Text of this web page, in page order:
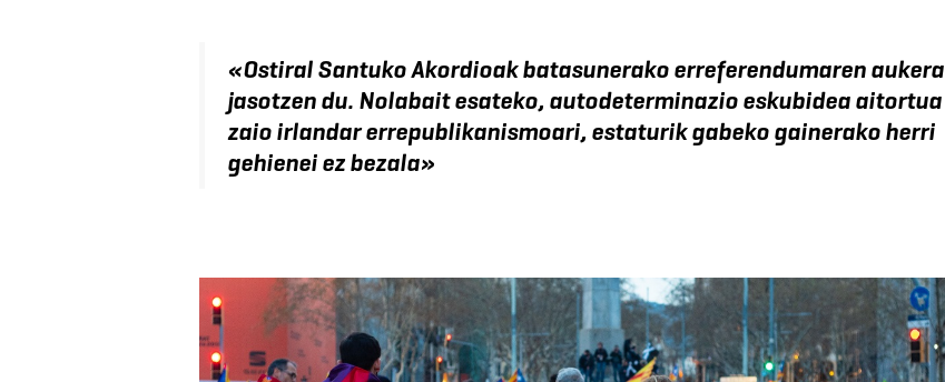
«Ostiral Santuko Akordioak batasunerako erreferendumaren aukera
jasotzen du. Nolabait esateko, autodeterminazio eskubidea aitortua
zaio irlandar errepublikanismoari, estaturik gabeko gainerako herri
gehienei ez bezala»